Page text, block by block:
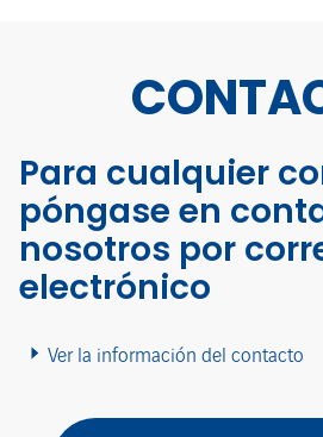
Para cualquier
póngase en
nosotros por
electrónico
Ver la información del contacto